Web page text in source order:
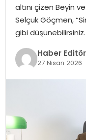
MAGAZIN
YAŞAM
altını çizen Beyin
Selçuk Göçmen,
gibi
Haber
27 Nisan 2026